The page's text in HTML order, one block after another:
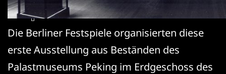
Die Berliner Festspiele organisierten diese
erste Ausstellung aus Beständen des
Palastmuseums Peking im Erdgeschoss des